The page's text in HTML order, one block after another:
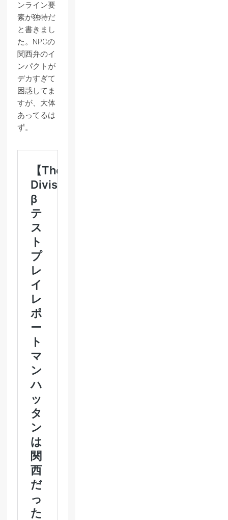
ンライン要
素が独特だ
と書きまし
た。NPCの
関西弁のイ
ンパクトが
デカすぎて
困惑してま
すが、大体
あってるは
ず。